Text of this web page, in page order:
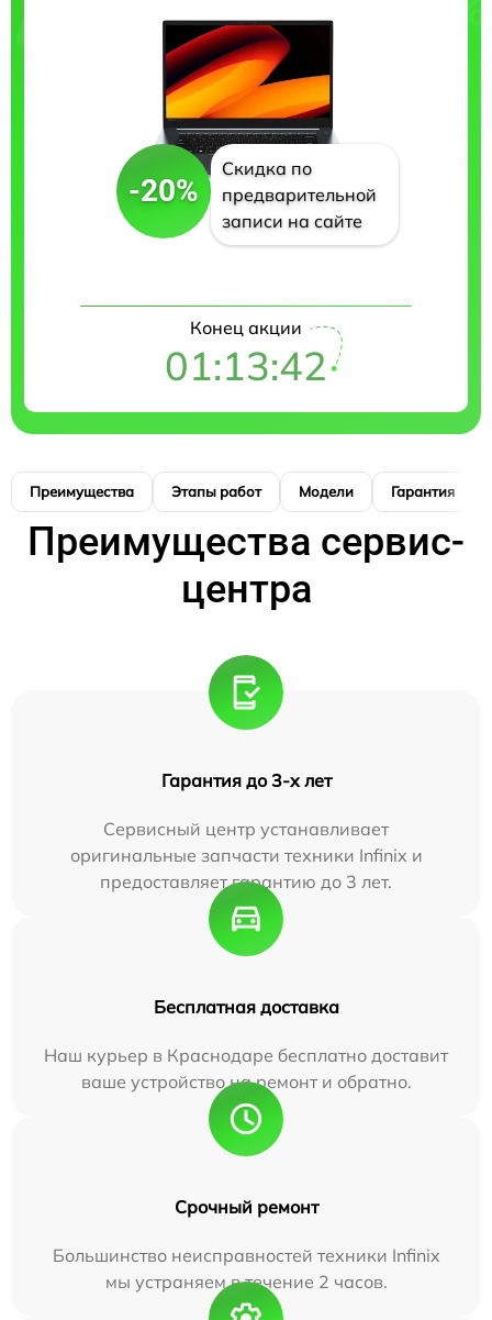
-20%
Скидка по
предварительной
записи на сайте
Конец акции
01:13:41
Преимущества Этапы работ Модели Гарантия
Преимущества сервис-
центра
Гарантия до 3-х лет
Сервисный центр устанавливает
оригинальные запчасти техники Infinix и
предоставляет гарантию до 3 лет.
Бесплатная доставка
Наш курьер в Краснодаре бесплатно доставит
ваше устройство на ремонт и обратно.
Срочный ремонт
Большинство неисправностей техники Infinix
мы устраняем в течение 2 часов.